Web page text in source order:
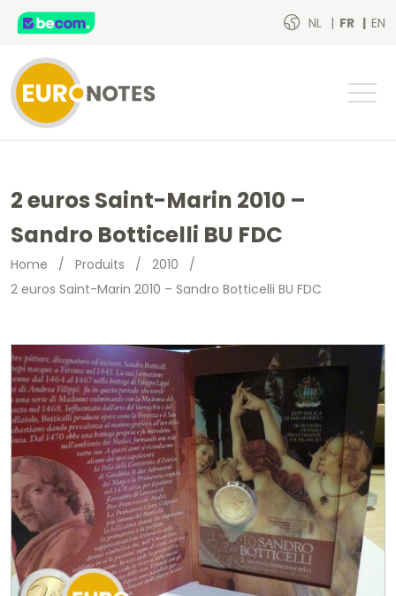
NL FR EN
2 euros Saint-Marin 2010 –
Sandro Botticelli BU FDC
Home / Produits / 2010 /
2 euros Saint-Marin 2010 – Sandro Botticelli BU FDC